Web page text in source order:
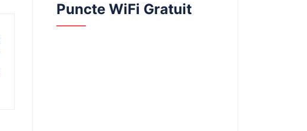
Puncte WiFi Gratuit